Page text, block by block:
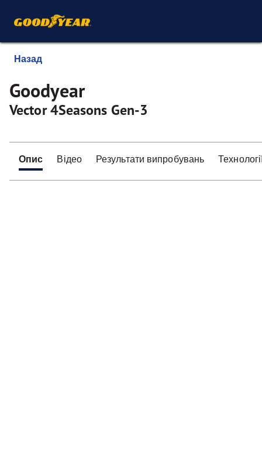
Назад
Goodyear
Vector 4Seasons Gen-3
Опис Відео Результати випробувань